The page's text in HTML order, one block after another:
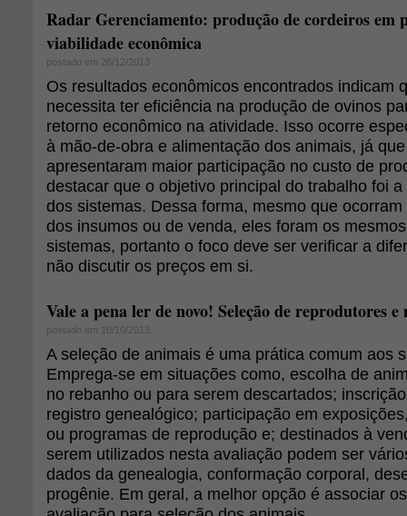
Radar Gerenciamento: produção de cordeiros em
viabilidade econômica
postado em 26/12/2013
Os resultados econômicos encontrados indicam
necessita ter eficiência na produção de ovinos
retorno econômico na atividade. Isso ocorre
à mão-de-obra e alimentação dos animais, já
apresentaram maior participação no custo de
destacar que o objetivo principal do trabalho foi
dos sistemas. Dessa forma, mesmo que
dos insumos ou de venda, eles foram os
sistemas, portanto o foco deve ser verificar a
não discutir os preços em si.
Vale a pena ler de novo! Seleção de reprodutores e
postado em 10/10/2013
A seleção de animais é uma prática comum aos
Emprega-se em situações como, escolha de
no rebanho ou para serem descartados;
registro genealógico; participação em
ou programas de reprodução e; destinados à
serem utilizados nesta avaliação podem ser
dados da genealogia, conformação corporal,
progênie. Em geral, a melhor opção é associar